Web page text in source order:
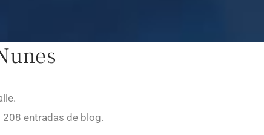
208 entradas de blog.